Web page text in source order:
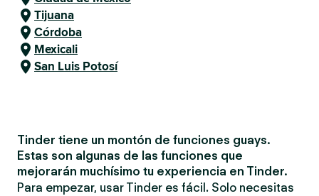
Tijuana
Córdoba
Mexicali
San Luis Potosí
Tinder tiene un montón de funciones guays.
Estas son algunas de las funciones que
mejorarán muchísimo tu experiencia en Tinder.
Para empezar, usar Tinder es fácil. Solo necesitas